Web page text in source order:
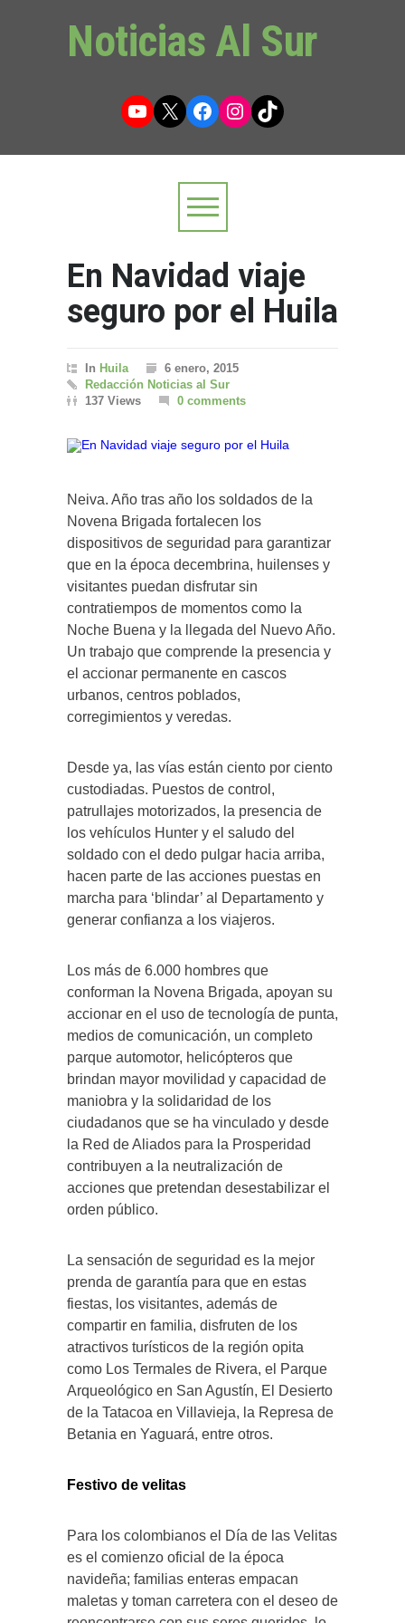
Noticias Al Sur
YouTube
X Facebook
Instagram
TikTok
En Navidad viaje
seguro por el Huila
In Huila
6 enero, 2015
Redacción Noticias al Sur
137 Views
0 comments
Neiva. Año tras año los soldados de la
Novena Brigada fortalecen los
dispositivos de seguridad para garantizar
que en la época decembrina, huilenses y
visitantes puedan disfrutar sin
contratiempos de momentos como la
Noche Buena y la llegada del Nuevo Año.
Un trabajo que comprende la presencia y
el accionar permanente en cascos
urbanos, centros poblados,
corregimientos y veredas.
Desde ya, las vías están ciento por ciento
custodiadas. Puestos de control,
patrullajes motorizados, la presencia de
los vehículos Hunter y el saludo del
soldado con el dedo pulgar hacia arriba,
hacen parte de las acciones puestas en
marcha para ‘blindar’ al Departamento y
generar confianza a los viajeros.
Los más de 6.000 hombres que
conforman la Novena Brigada, apoyan su
accionar en el uso de tecnología de punta,
medios de comunicación, un completo
parque automotor, helicópteros que
brindan mayor movilidad y capacidad de
maniobra y la solidaridad de los
ciudadanos que se ha vinculado y desde
la Red de Aliados para la Prosperidad
contribuyen a la neutralización de
acciones que pretendan desestabilizar el
orden público.
La sensación de seguridad es la mejor
prenda de garantía para que en estas
fiestas, los visitantes, además de
compartir en familia, disfruten de los
atractivos turísticos de la región opita
como Los Termales de Rivera, el Parque
Arqueológico en San Agustín, El Desierto
de la Tatacoa en Villavieja, la Represa de
Betania en Yaguará, entre otros.
Festivo de velitas
Para los colombianos el Día de las Velitas
es el comienzo oficial de la época
navideña; familias enteras empacan
maletas y toman carretera con el deseo de